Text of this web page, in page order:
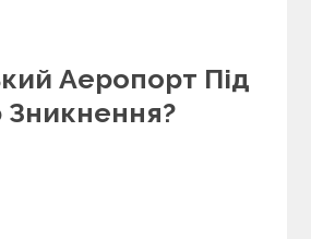
Аеропорт Під
Зникнення?